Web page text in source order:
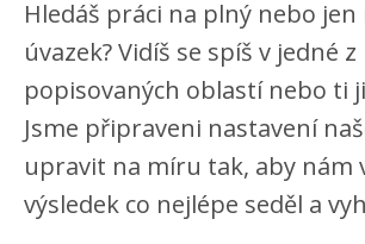
Hledáš práci na plný nebo jen
úvazek? Vidíš se spíš v jedné z
popisovaných oblastí nebo ti
Jsme připraveni nastavení
upravit na míru tak, aby nám
výsledek co nejlépe seděl a